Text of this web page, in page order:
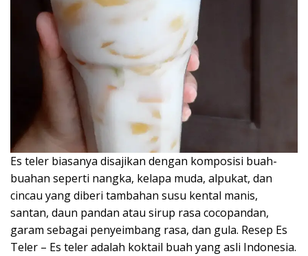
Es teler biasanya disajikan dengan komposisi buah-
buahan seperti nangka, kelapa muda, alpukat, dan
cincau yang diberi tambahan susu kental manis,
santan, daun pandan atau sirup rasa cocopandan,
garam sebagai penyeimbang rasa, dan gula. Resep Es
Teler – Es teler adalah koktail buah yang asli Indonesia.